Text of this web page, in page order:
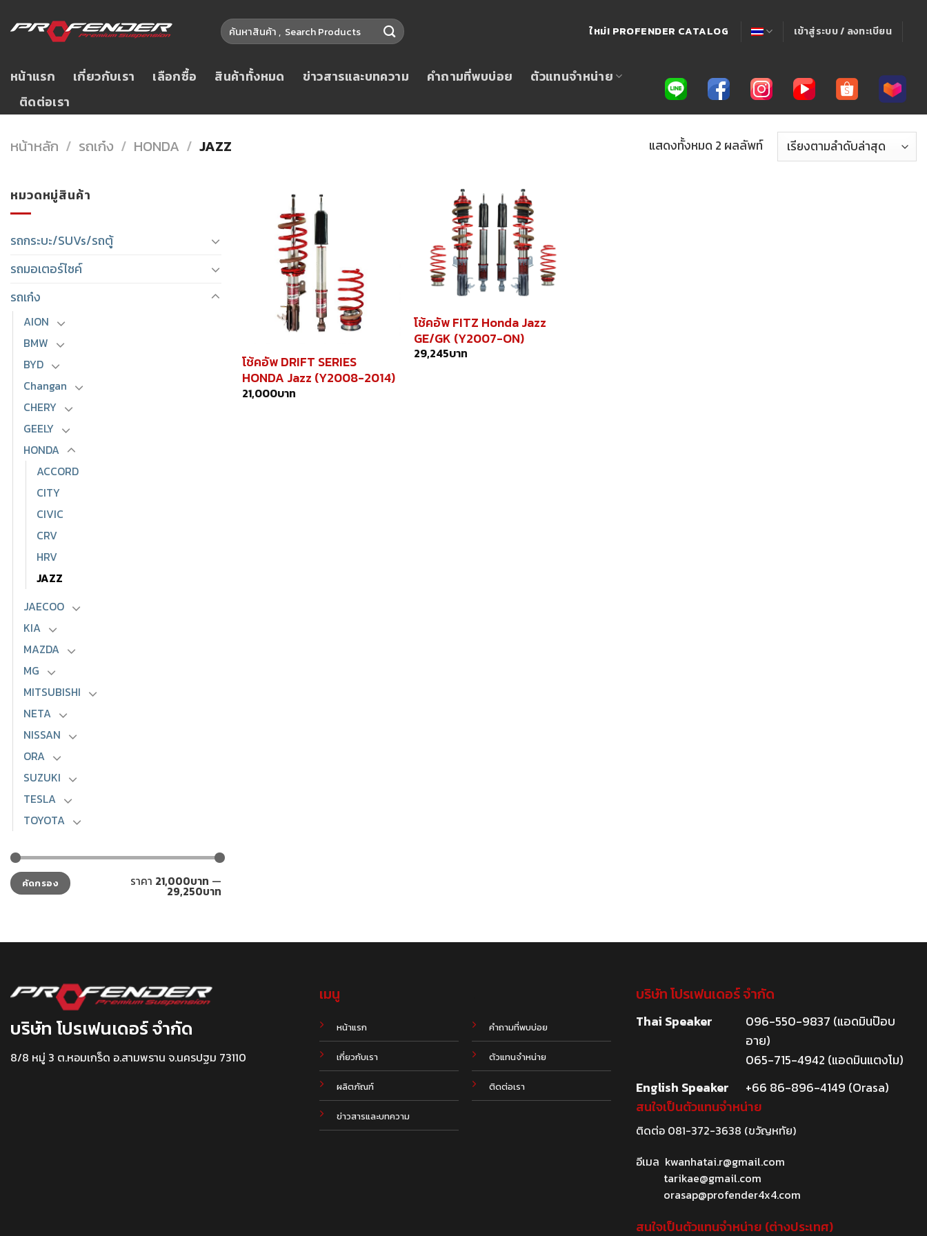
to
ค้นหา: ใหม่! PROFENDER CATALOG เข้าสู่ระบบ / ลงทะเบียน
หน้าแรก เกี่ยวกับเรา เลือกซื้อ สินค้าทั้งหมด ข่าวสารและบทความ คำถามที่พบบ่อย
ตัวแทนจำหน่าย
ติดต่อเรา
หน้าหลัก / รถเก๋ง / HONDA / JAZZ แสดงทั้งหมด 2 ผลลัพท์
หมวดหมู่สินค้า
รถกระบะ/SUVs/รถตู้
รถมอเตอร์ไซค์
รถเก๋ง
AION
BMW
BYD
Changan
CHERY
GEELY
HONDA
ACCORD
CITY
CIVIC
CRV
HRV
JAZZ
JAECOO
KIA
MAZDA
MG
MITSUBISHI
NETA
NISSAN
ORA
SUZUKI
TESLA
TOYOTA
ราคา
ต่ำ
สุด
ราคา
สูงสุดคัดกรอง ราคา 21,000บาท —
29,250บาท
โช้คอัพ DRIFT SERIES
HONDA Jazz (Y2008-2014)
21,000บาท
โช้คอัพ FITZ Honda Jazz
GE/GK (Y2007-ON)
29,245บาท
บริษัท โปรเฟนเดอร์ จำกัด
8/8 หมู่ 3 ต.หอมเกร็ด อ.สามพราน จ.นครปฐม 73110
เมนู
หน้าแรก
เกี่ยวกับเรา
ผลิตภัณฑ์
ข่าวสารและบทความ
คำถามที่พบบ่อย
ตัวแทนจำหน่าย
ติดต่อเรา
บริษัท โปรเฟนเดอร์ จำกัด
Thai Speaker
096-550-9837 (แอดมินป๊อบ
อาย)
065-715-4942 (แอดมินแตงโม)
English Speaker
+66 86-896-4149 (Orasa)
สนใจเป็นตัวแทนจำหน่าย
ติดต่อ 081-372-3638 (ขวัญหทัย)
อีเมล kwanhatai.r@gmail.com
tarikae@gmail.com
orasap@profender4x4.com
สนใจเป็นตัวแทนจำหน่าย (ต่างประเทศ)